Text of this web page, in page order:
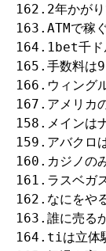
162.2年かが
163.ATMで稼
164.1bet千ド
165.手数料は
166.ウィング
167.アメリカ
158.メインは
159.アバクロ
160.カジノの
161.ラスベガ
162.なにをや
163.誰に売る
164.tiは立体